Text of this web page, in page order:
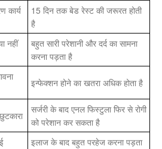
कार्य
15 दिन तक बेड रेस्ट की जरूरत होती
है
नहीं
बहुत सारी परेशानी और दर्द का सामना
करना पड़ता है
इन्फेक्शन होने का खतरा अधिक होता है
सर्जरी के बाद एनल फिस्टुला फिर से रोगी
को परेशान कर सकता है
इलाज के बाद बहुत परहेज करना पड़ता